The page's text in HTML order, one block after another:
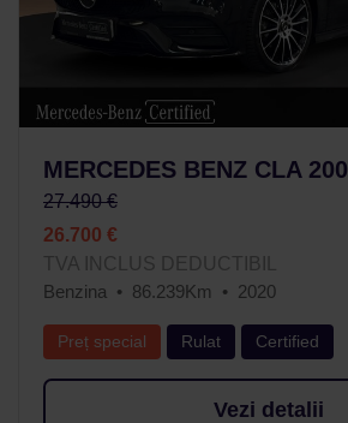
MERCEDES BENZ CLA 200
27.490 €
26.700 €
TVA INCLUS DEDUCTIBIL
Benzina
86.239Km 2020
Preț special Rulat Certified
Vezi detalii